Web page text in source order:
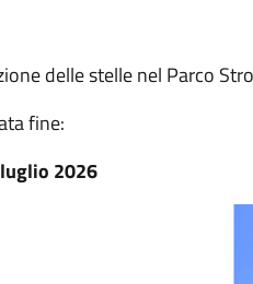
delle stelle nel Parco
fine:
2026